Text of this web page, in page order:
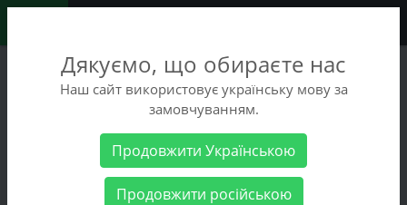
+38 (068) 486-90-09
+38 (093) 486-90-09
Женские товары Женская обувь Кроссовки
кроссовки Grisport 11927N98tn
Дякуємо, що обираєте нас
Наш сайт використовує українську мову за
замовчуванням.
Продовжити Українською
Продовжити російською